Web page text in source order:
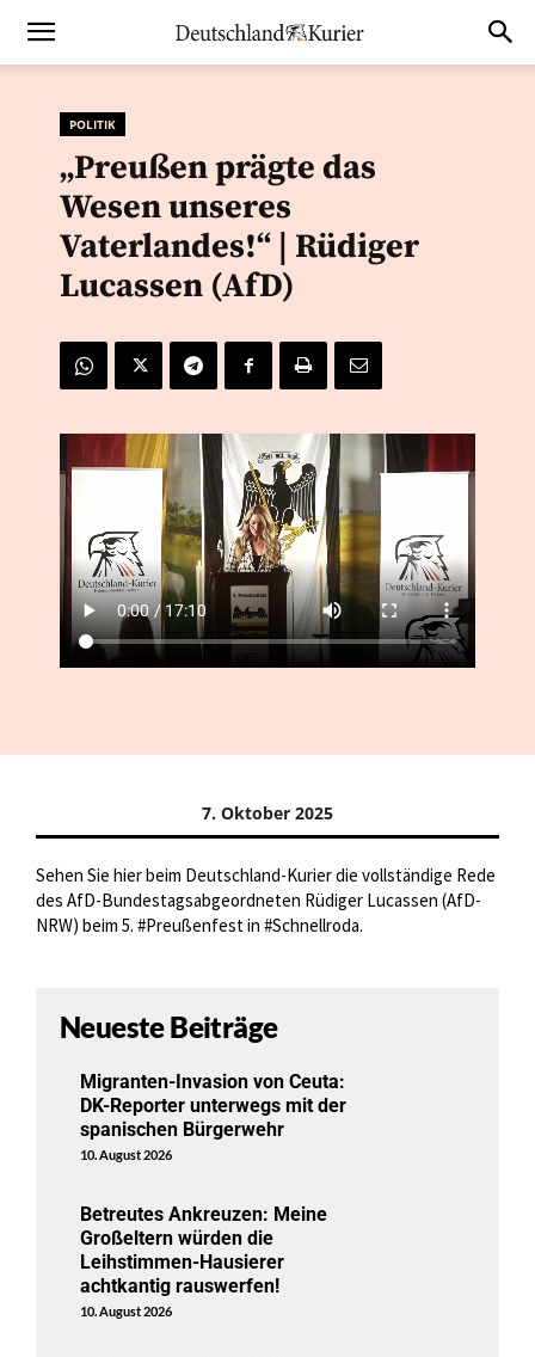
POLITIK
„Preußen prägte das
Wesen unseres
Vaterlandes!“ | Rüdiger
Lucassen (AfD)
7. Oktober 2025
Sehen Sie hier beim Deutschland-Kurier die vollständige Rede
des AfD-Bundestagsabgeordneten Rüdiger Lucassen (AfD-
NRW) beim 5. #Preußenfest in #Schnellroda.
Neueste Beiträge
Migranten-Invasion von Ceuta:
DK-Reporter unterwegs mit der
spanischen Bürgerwehr
10. August 2026
Betreutes Ankreuzen: Meine
Großeltern würden die
Leihstimmen-Hausierer
achtkantig rauswerfen!
10. August 2026